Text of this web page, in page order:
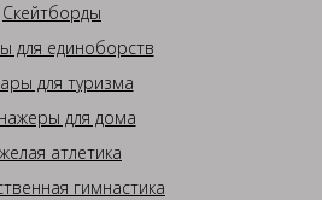
Скейтборды
для единоборств
для туризма
для дома
атлетика
гимнастика